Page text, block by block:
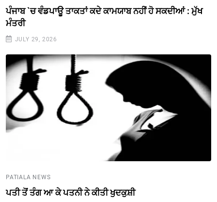
ਪੰਜਾਬ `ਚ ਵੰਡਪਾਊ ਤਾਕਤਾਂ ਕਦੇ ਕਾਮਯਾਬ ਨਹੀਂ ਹੋ ਸਕਦੀਆਂ : ਮੁੱਖ
ਮੰਤਰੀ
JULY 29, 2026
PATIALA NEWS
ਪਤੀ ਤੋਂ ਤੰਗ ਆ ਕੇ ਪਤਨੀ ਨੇ ਕੀਤੀ ਖੁਦਕੁਸ਼ੀ